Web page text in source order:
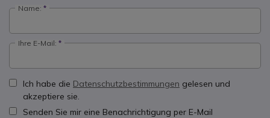
Name:
Ihre E-Mail:
Ich habe die Datenschutzbestimmungen gelesen und
akzeptiere sie.
Senden Sie mir eine Benachrichtigung per E-Mail